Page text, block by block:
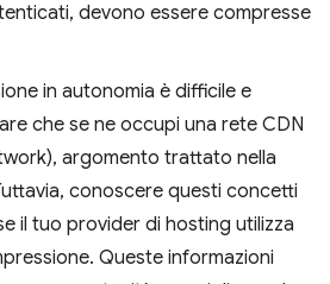
devono essere compresse
in autonomia è difficile e
che se ne occupi una rete CDN
argomento trattato nella
conoscere questi concetti
il tuo provider di hosting utilizza
Queste informazioni